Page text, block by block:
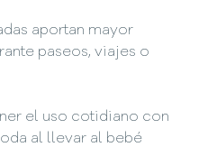
aportan mayor
paseos, viajes o
el uso cotidiano con
al llevar al bebé